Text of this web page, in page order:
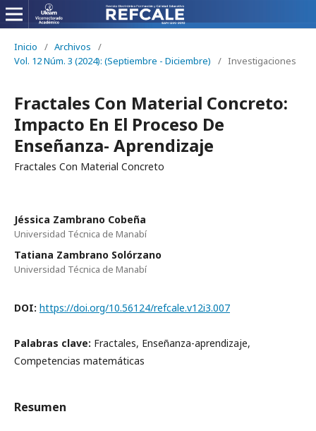
Inicio / Archivos
/
Vol. 12 Núm. 3 (2024): (Septiembre - Diciembre)
/ Investigaciones
Fractales Con Material Concreto:
Impacto En El Proceso De
Enseñanza- Aprendizaje
Fractales Con Material Concreto
Jéssica Zambrano Cobeña
Universidad Técnica de Manabí
Tatiana Zambrano Solórzano
Universidad Técnica de Manabí
DOI: https://doi.org/10.56124/refcale.v12i3.007
Palabras clave: Fractales, Enseñanza-aprendizaje,
Competencias matemáticas
Resumen